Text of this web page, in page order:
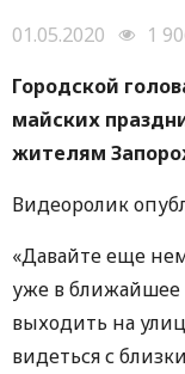
01.05.2020 1
Городской
майских
жителям
Видеоролик
«Давайте еще
уже в
выходить на
видеться с